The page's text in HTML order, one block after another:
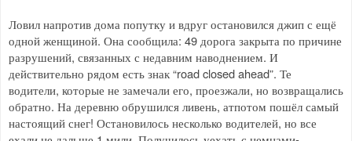
Ловил напротив дома попутку и вдруг остановился джип с ещё
одной женщиной. Она сообщила: 49 дорога закрыта по причине
разрушений, связанных с недавним наводнением. И
действительно рядом есть знак “road closed ahead”. Те
водители, которые не замечали его, проезжали, но возвращались
обратно. На деревню обрушился ливень, атпотом пошёл самый
настоящий снег! Остановилось несколько водителей, но все